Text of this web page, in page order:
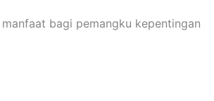
bagi pemangku kepentingan